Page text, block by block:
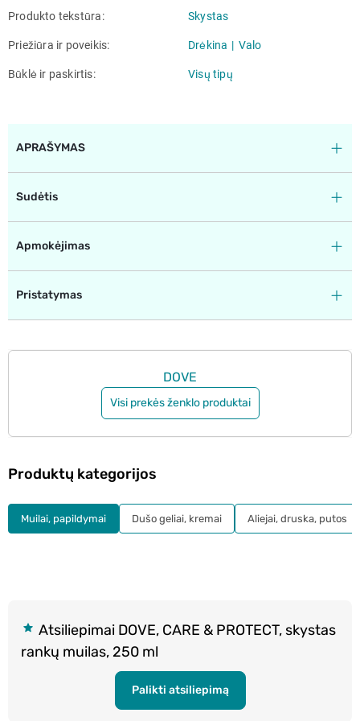
Produkto tekstūra Skystas
Priežiūra ir poveikis Drėkina Valo
Būklė ir paskirtis Visų tipų
APRAŠYMAS
Sudėtis
Apmokėjimas
Pristatymas
DOVE
Visi prekės ženklo produktai
Atsiliepimai DOVE, CARE & PROTECT, skystas
rankų muilas, 250 ml
Palikti atsiliepimą
Produktų kategorijos
Muilai, papildymai Dušo geliai, kremai Aliejai, druska, putos